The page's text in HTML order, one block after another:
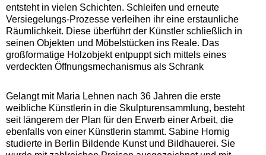
entsteht in vielen Schichten. Schleifen und erneute
Versiegelungs-Prozesse verleihen ihr eine erstaunliche
Räumlichkeit. Diese überführt der Künstler schließlich in
seinen Objekten und Möbelstücken ins Reale. Das
großformatige Holzobjekt entpuppt sich mittels eines
verdeckten Öffnungsmechanismus als Schrank
Gelangt mit Maria Lehnen nach 36 Jahren die erste
weibliche Künstlerin in die Skulpturensammlung, besteht
seit längerem der Plan für den Erwerb einer Arbeit, die
ebenfalls von einer Künstlerin stammt. Sabine Hornig
studierte in Berlin Bildende Kunst und Bildhauerei. Sie